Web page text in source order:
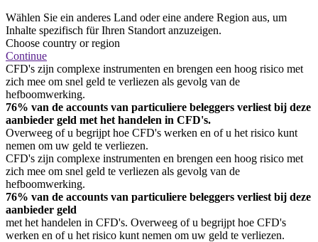
Wählen Sie ein anderes Land oder eine andere Region aus, um
Inhalte spezifisch für Ihren Standort anzuzeigen.
Choose country or region
Continue
CFD's zijn complexe instrumenten en brengen een hoog risico met
zich mee om snel geld te verliezen als gevolg van de
hefboomwerking.
76% van de accounts van particuliere beleggers verliest bij deze
aanbieder geld met het handelen in CFD's.
Overweeg of u begrijpt hoe CFD's werken en of u het risico kunt
nemen om uw geld te verliezen.
CFD's zijn complexe instrumenten en brengen een hoog risico met
zich mee om snel geld te verliezen als gevolg van de
hefboomwerking.
76% van de accounts van particuliere beleggers verliest bij deze
aanbieder geld
met het handelen in CFD's. Overweeg of u begrijpt hoe CFD's
werken en of u het risico kunt nemen om uw geld te verliezen.